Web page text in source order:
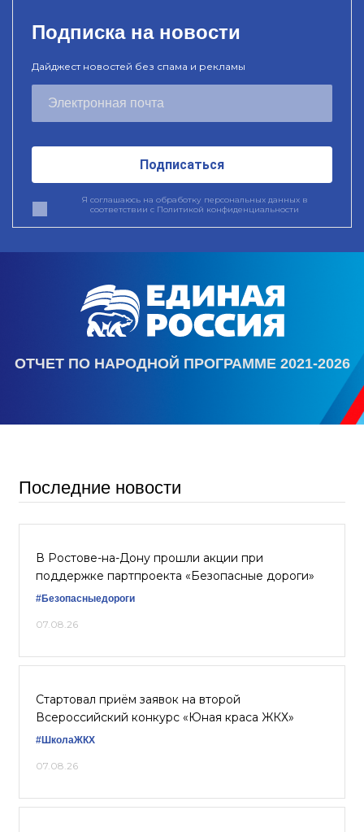
Подписка на новости
Дайджест новостей без спама и рекламы
Подписаться
Я соглашаюсь на обработку персональных данных в
соответствии с Политикой конфиденциальности
ОТЧЕТ ПО НАРОДНОЙ ПРОГРАММЕ 2021-2026
Последние новости
В Ростове-на-Дону прошли акции при
поддержке партпроекта «Безопасные дороги»
#Безопасныедороги
07.08.26
Стартовал приём заявок на второй
Всероссийский конкурс «Юная краса ЖКХ»
#ШколаЖКХ
07.08.26